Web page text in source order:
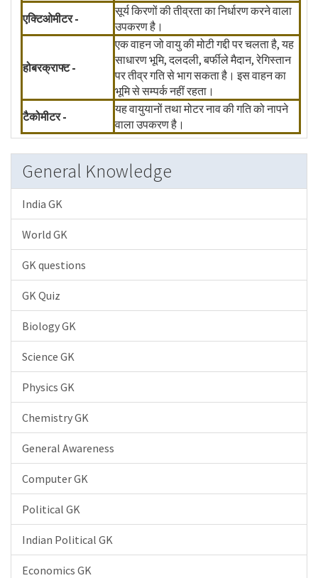
एक्टिओमीटर -
सूर्य किरणों की तीव्रता का निर्धारण करने वाला
उपकरण है।
होबरक्राफ्ट -
एक वाहन जो वायु की मोटी गद्दी पर चलता है, यह
साधारण भूमि, दलदली, बर्फीले मैदान, रेगिस्तान
पर तीव्र गति से भाग सकता है। इस वाहन का
भूमि से सम्पर्क नहीं रहता।
टैकोमीटर -
यह वायुयानों तथा मोटर नाव की गति को नापने
वाला उपकरण है।
General Knowledge
India GK
World GK
GK questions
GK Quiz
Biology GK
Science GK
Physics GK
Chemistry GK
General Awareness
Computer GK
Political GK
Indian Political GK
Economics GK